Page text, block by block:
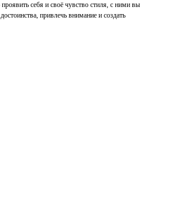
себя и своё чувство стиля, с ними вы
привлечь внимание и создать